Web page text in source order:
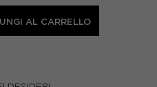
AL CARRELLO